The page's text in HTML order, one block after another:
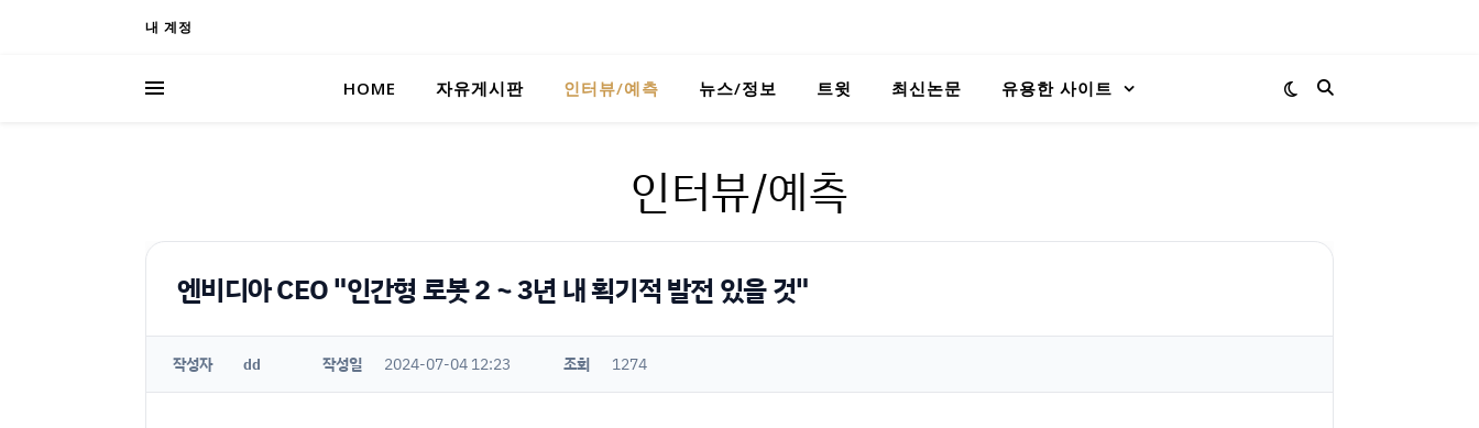
내 계정
HOME 자유게시판 인터뷰/예측 뉴스/정보 트윗 최신논문 유용한 사이트
인터뷰/예측
엔비디아 CEO "인간형 로봇 2∼3년 내 획기적 발전 있을 것"
작성자 dd 작성일 2024-07-04 12:23 조회 1274